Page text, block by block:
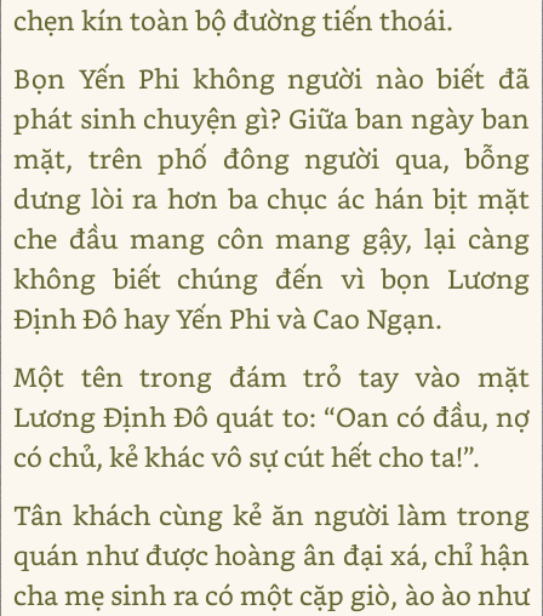
chẹn kín toàn bộ đường tiến thoái.
Bọn Yến Phi không người nào biết đã
phát sinh chuyện gì? Giữa ban ngày ban
mặt, trên phố đông người qua, bỗng
dưng lòi ra hơn ba chục ác hán bịt mặt
che đầu mang côn mang gậy, lại càng
không biết chúng đến vì bọn Lương
Định Đô hay Yến Phi và Cao Ngạn.
Một tên trong đám trỏ tay vào mặt
Lương Định Đô quát to: “Oan có đầu, nợ
có chủ, kẻ khác vô sự cút hết cho ta!”.
Tân khách cùng kẻ ăn người làm trong
quán như được hoàng ân đại xá, chỉ hận
cha mẹ sinh ra có một cặp giò, ào ào như